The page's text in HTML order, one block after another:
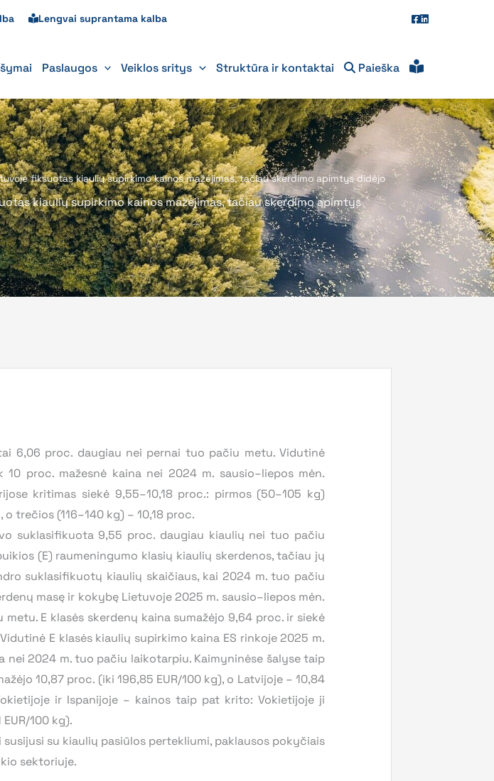
Lengvai suprantama kalba
Paslaugos Veiklos sritys Struktūra ir kontaktai Paieška
fiksuotas kiaulių supirkimo kainos mažėjimas, tačiau skerdimo apimtys didėjo
kiaulių supirkimo kainos mažėjimas, tačiau skerdimo apimtys
6,06 proc. daugiau nei pernai tuo pačiu metu. Vidutinė
proc. mažesnė kaina nei 2024 m. sausio–liepos mėn.
kritimas siekė 9,55–10,18 proc.: pirmos (50–105 kg)
trečios (116–140 kg) – 10,18 proc.
suklasifikuota 9,55 proc. daugiau kiaulių nei tuo pačiu
(E) raumeningumo klasių kiaulių skerdenos, tačiau jų
suklasifikuotų kiaulių skaičiaus, kai 2024 m. tuo pačiu
masę ir kokybę Lietuvoje 2025 m. sausio–liepos mėn.
E klasės skerdenų kaina sumažėjo 9,64 proc. ir siekė
E klasės kiaulių supirkimo kaina ES rinkoje 2025 m.
nei 2024 m. tuo pačiu laikotarpiu. Kaimyninėse šalyse taip
10,87 proc. (iki 196,85 EUR/100 kg), o Latvijoje – 10,84
ir Ispanijoje – kainos taip pat krito: Vokietijoje ji
100 kg).
su kiaulių pasiūlos pertekliumi, paklausos pokyčiais
sektoriuje.